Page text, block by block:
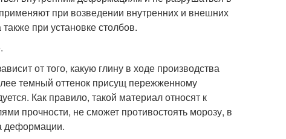
при возведении внутренних и внешних
при установке столбов.
от того, какую глину в ходе производства
темный оттенок присущ пережженному
Как правило, такой материал относят к
прочности, не сможет противостоять морозу, в
деформации.